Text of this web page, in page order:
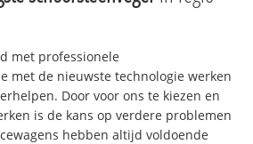
met professionele
met de nieuwste technologie werken
Door voor ons te kiezen en
is de kans op verdere problemen
hebben altijd voldoende